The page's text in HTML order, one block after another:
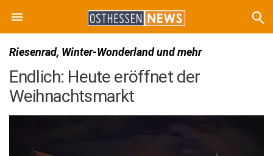
Riesenrad, Winter-Wonderland und mehr
Endlich: Heute eröffnet der
Weihnachtsmarkt